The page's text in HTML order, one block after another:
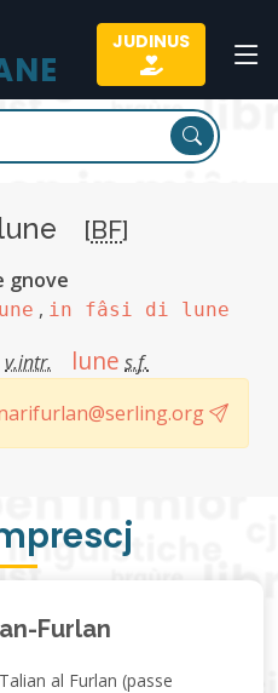
JUDINUS
[BF]
gnove
, in fâsi di lune
v.intr. lune s.f.
Furlan
al Furlan (passe